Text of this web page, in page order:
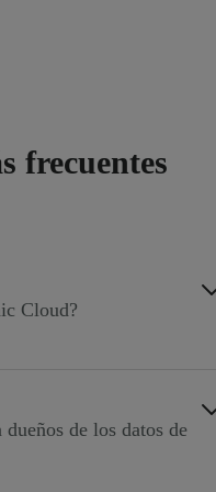
frecuentes
Cloud?
así como las
la clínica de las partes
de los datos de